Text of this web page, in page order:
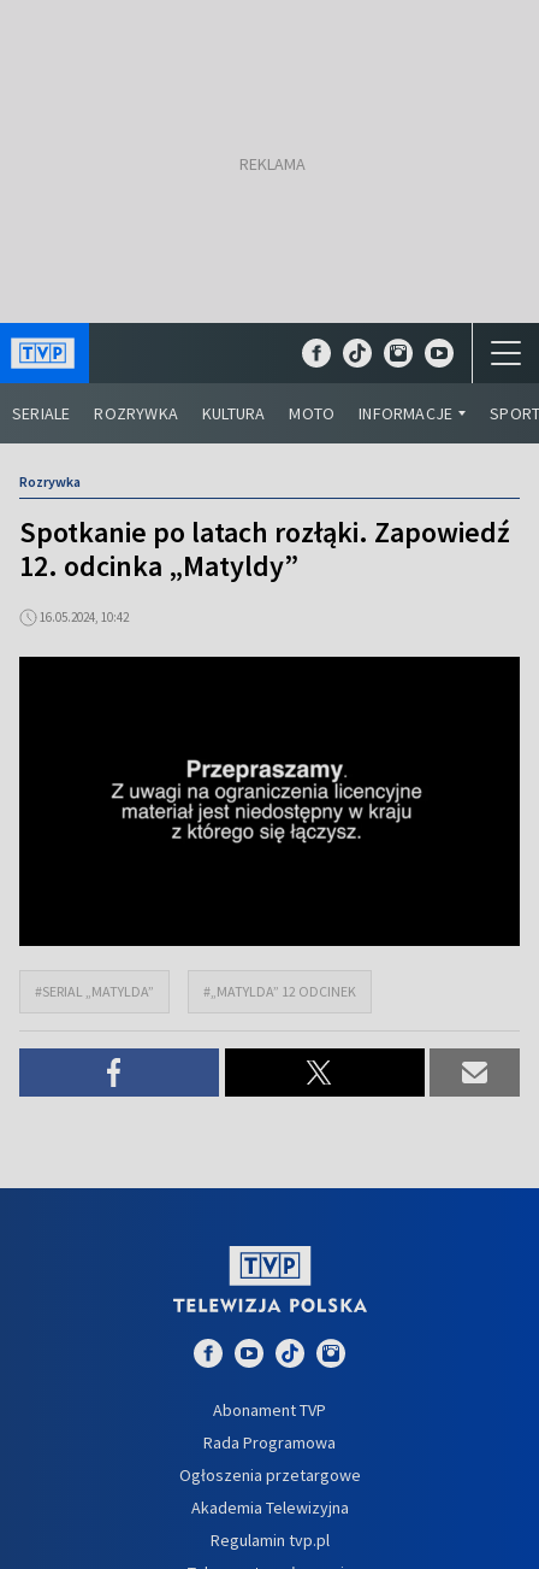
SERIALE ROZRYWKA KULTURA MOTO INFORMACJE
Rozrywka
Spotkanie po latach rozłąki. Zapowiedź
12. odcinka „Matyldy”
16.05.2024, 10:42
#SERIAL „MATYLDA” #„MATYLDA” 12 ODCINEK
Abonament TVP
Rada Programowa
Ogłoszenia przetargowe
Akademia Telewizyjna
Regulamin tvp.pl